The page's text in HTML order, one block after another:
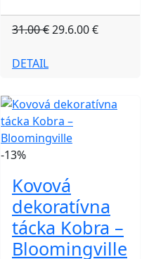
31.00 €29.6.00 €
DETAIL
-13%
Kovová
dekoratívna
tácka Kobra –
Bloomingville